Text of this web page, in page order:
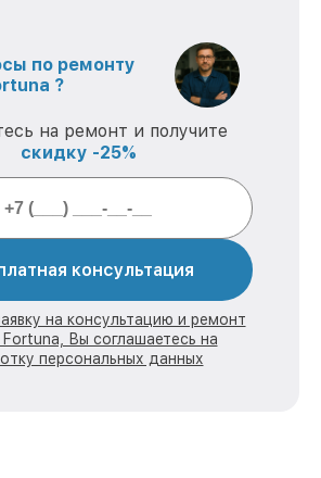
по ремонту
?
на ремонт и получите
скидку -25%
консультация
на консультацию и ремонт
Fortuna, Вы соглашаетесь на
персональных данных